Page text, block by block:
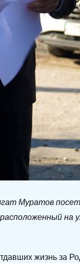
Муратов
на
жизнь за